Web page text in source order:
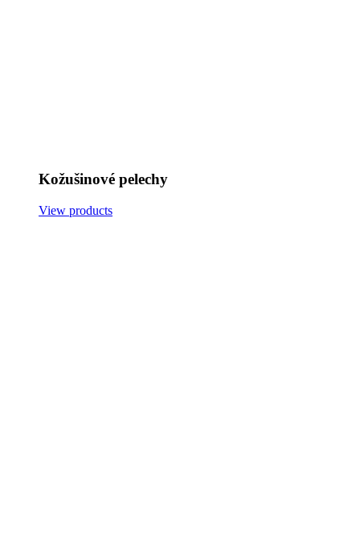
Kožušinové pelechy
View products